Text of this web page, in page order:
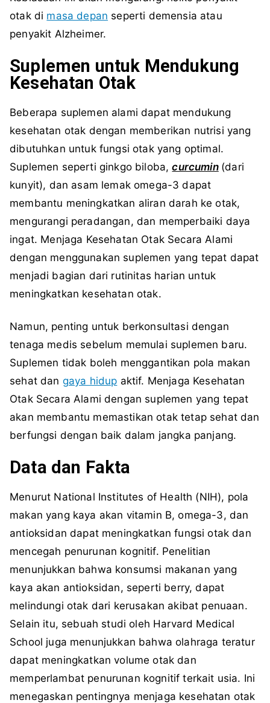
otak di masa depan seperti demensia atau
penyakit Alzheimer.
Suplemen untuk Mendukung
Kesehatan Otak
Beberapa suplemen alami dapat mendukung
kesehatan otak dengan memberikan nutrisi yang
dibutuhkan untuk fungsi otak yang optimal.
Suplemen seperti ginkgo biloba,curcumin (dari
kunyit), dan asam lemak omega-3 dapat
membantu meningkatkan aliran darah ke otak,
mengurangi peradangan, dan memperbaiki daya
ingat. Menjaga Kesehatan Otak Secara Alami
dengan menggunakan suplemen yang tepat dapat
menjadi bagian dari rutinitas harian untuk
meningkatkan kesehatan otak.
Namun, penting untuk berkonsultasi dengan
tenaga medis sebelum memulai suplemen baru.
Suplemen tidak boleh menggantikan pola makan
sehat dan gaya hidup aktif. Menjaga Kesehatan
Otak Secara Alami dengan suplemen yang tepat
akan membantu memastikan otak tetap sehat dan
berfungsi dengan baik dalam jangka panjang.
Data dan Fakta
Menurut National Institutes of Health (NIH), pola
makan yang kaya akan vitamin B, omega-3, dan
antioksidan dapat meningkatkan fungsi otak dan
mencegah penurunan kognitif. Penelitian
menunjukkan bahwa konsumsi makanan yang
kaya akan antioksidan, seperti berry, dapat
melindungi otak dari kerusakan akibat penuaan.
Selain itu, sebuah studi oleh Harvard Medical
School juga menunjukkan bahwa olahraga teratur
dapat meningkatkan volume otak dan
memperlambat penurunan kognitif terkait usia. Ini
menegaskan pentingnya menjaga kesehatan otak